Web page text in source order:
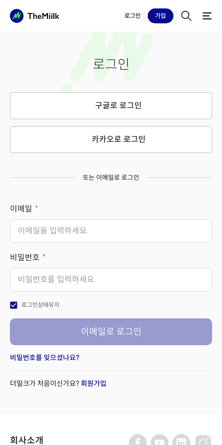
로그인 가입
로그인
구글로 로그인
카카오로 로그인
또는 이메일로 로그인
이메일
비밀번호
check_box 로그인상태유지
이메일로 로그인
비밀번호를 잊으셨나요?
더밀크가 처음이신가요? 회원가입
회사소개